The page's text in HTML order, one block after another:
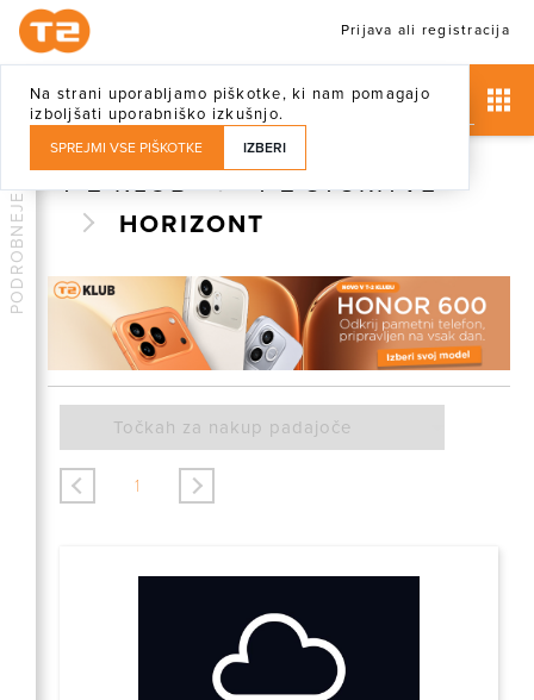
Na strani uporabljamo piškotke, ki nam pomagajo
izboljšati uporabniško izkušnjo.
SPREJMI VSE PIŠKOTKE IZBERI
Prijava ali registracija
PODROBNEJE
T-2 KLUB
T-2 STORITVE
HORIZONT
< 1 >